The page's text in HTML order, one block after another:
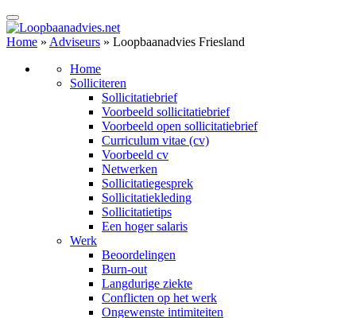
Home » Adviseurs » Loopbaanadvies Friesland
Home
Solliciteren
Sollicitatiebrief
Voorbeeld sollicitatiebrief
Voorbeeld open sollicitatiebrief
Curriculum vitae (cv)
Voorbeeld cv
Netwerken
Sollicitatiegesprek
Sollicitatiekleding
Sollicitatietips
Een hoger salaris
Werk
Beoordelingen
Burn-out
Langdurige ziekte
Conflicten op het werk
Ongewenste intimiteiten